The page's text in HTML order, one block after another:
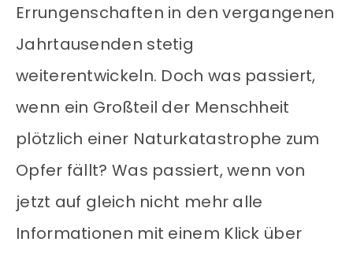
Errungenschaften in den vergangenen
Jahrtausenden stetig
weiterentwickeln. Doch was passiert,
wenn ein Großteil der Menschheit
plötzlich einer Naturkatastrophe zum
Opfer fällt? Was passiert, wenn von
jetzt auf gleich nicht mehr alle
Informationen mit einem Klick über